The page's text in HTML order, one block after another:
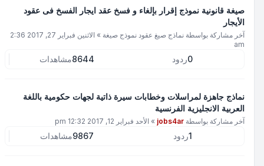
صيغة قانونية نموذج إقرار بإلغاء و فسخ عقد ايجار الفسخ فى عقود
الأيجار
آخر مشاركة بواسطةنماذج صيغ عقود نموذج صيغة»
الاثنين فبراير 27, 2017 2:36
am
ردود 8644مشاهدات
نماذج جاهزة لمراسلات وخطابات سيرة ذاتية لجهات حكومية باللغة
العربية الانجليزية الفرنسية
آخر مشاركة بواسطةjobs4ar
»الأحد فبراير 12, 2017 12:32 pm
ردود 9867مشاهدات